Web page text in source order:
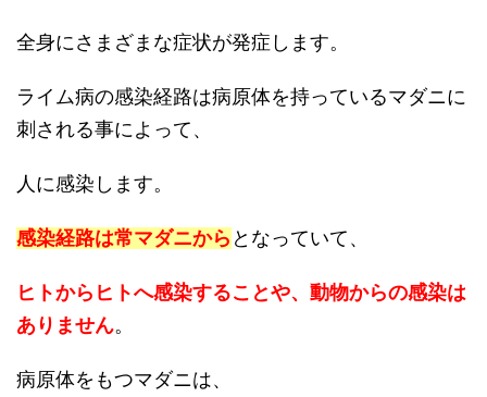
全身にさまざまな症状が発症します。
ライム病の感染経路は病原体を持っているマダニに
刺される事によって、
人に感染します。
感染経路は常マダニから となっていて、
ヒトからヒトへ感染することや、動物からの感染は
ありません。
病原体をもつマダニは、